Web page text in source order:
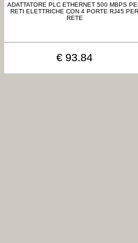
ADATTATORE PLC ETHERNET 500 MBPS
RETI ELETTRICHE CON 4 PORTE RJ45 PER
RETE
€ 93.84